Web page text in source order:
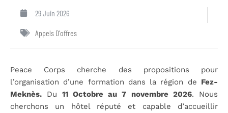
29 Juin 2026
Appels D'offres
Peace Corps cherche des propositions pour
l’organisation d’une formation dans la région de Fez-
Meknès. Du 11 Octobre au 7 novembre 2026. Nous
cherchons un hôtel réputé et capable d’accueillir